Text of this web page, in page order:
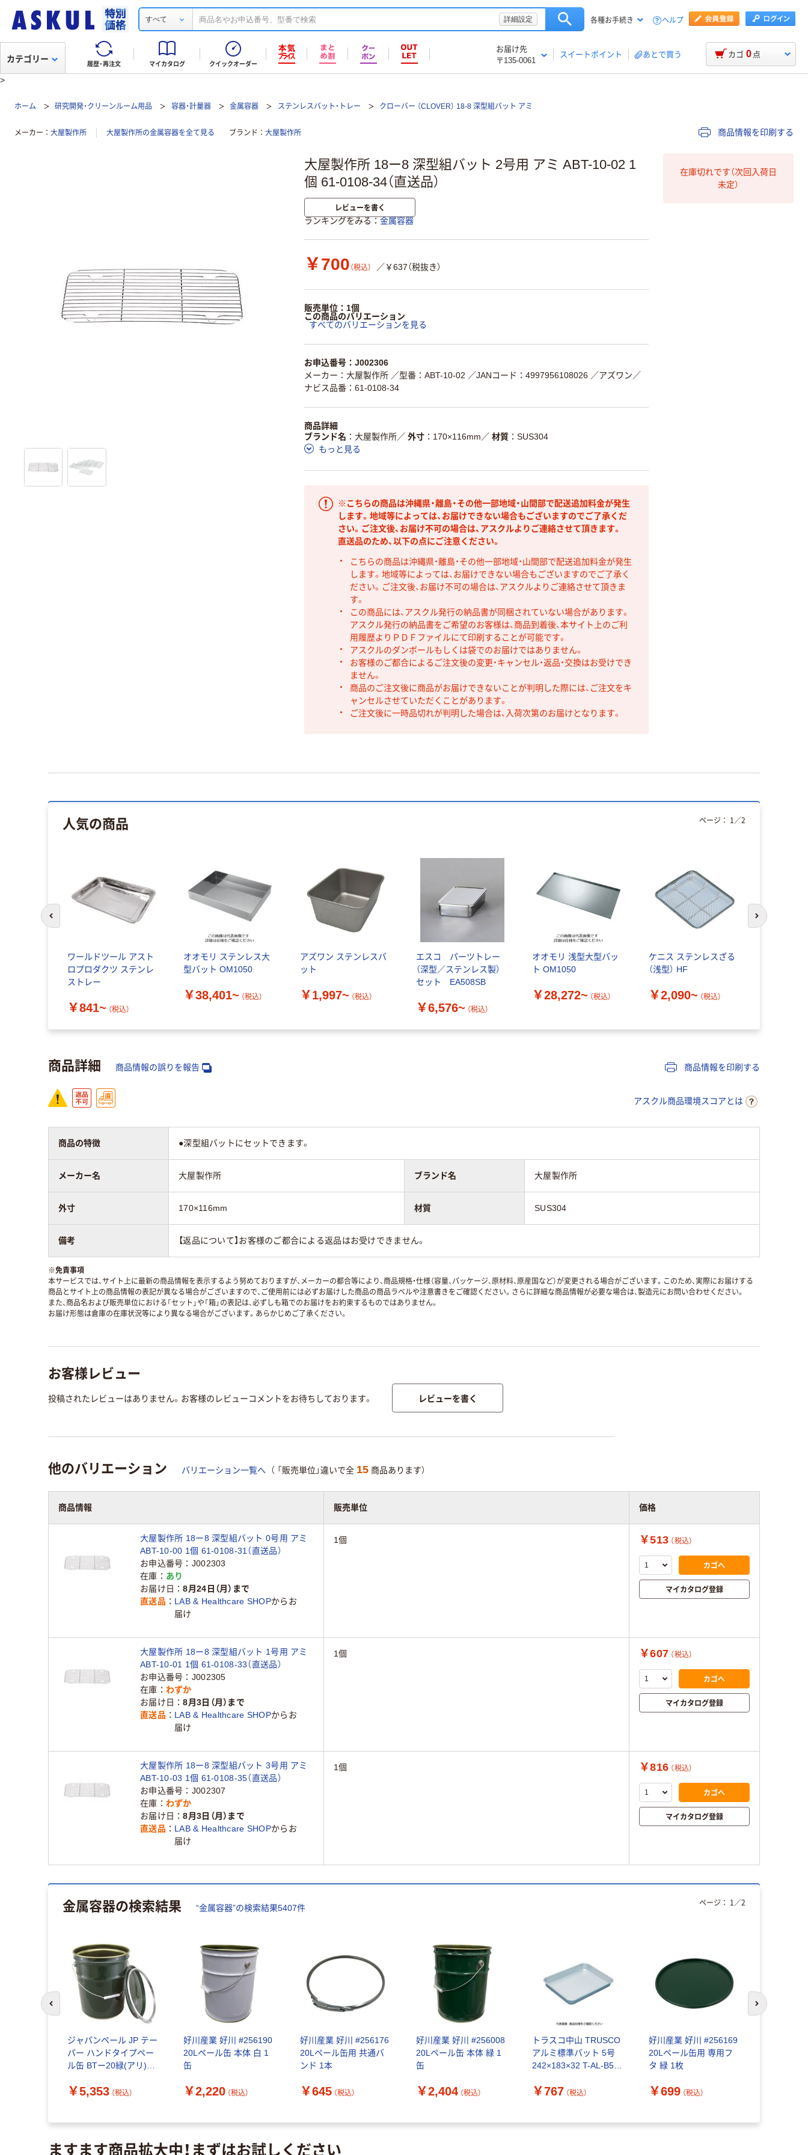
すべて 詳細設定 各種お手続き ヘルプ
履歴・再注文 マイカタログ クイックオーダー
お届け先
〒135-0061
スイートポイント あとで買う
カテゴリー カゴ 0 点
>
ホーム 研究開発・クリーンルーム用品 容器・計量器 金属容器 ステンレスバット・トレー クローバー （CLOVER） 18-8 深型組バット アミ
メーカー 大屋製作所 大屋製作所の金属容器を全て見る ブランド 大屋製作所 商品情報を印刷する
大屋製作所 18ー8 深型組バット 2号用 アミ ABT-10-02 1
個 61-0108-34（直送品）
レビューを書く
ランキングをみる 金属容器
￥700 （税込） ／￥637（税抜き）
販売単位：1個
この商品のバリエーション
すべてのバリエーションを見る
お申込番号：J002306
メーカー：大屋製作所 ／型番：ABT-10-02 ／JANコード：4997956108026 ／アズワン／
ナビス品番：61-0108-34
商品詳細
ブランド名
大屋製作所／ 外寸 170×116mm ／ 材質
SUS304
もっと見る
※こちらの商品は沖縄県・離島・その他一部地域・山間部で配送追加料金が発生
します。地域等によっては、お届けできない場合もございますのでご了承くだ
さい。ご注文後、お届け不可の場合は、アスクルよりご連絡させて頂きます。
直送品のため、以下の点にご注意ください。
こちらの商品は沖縄県・離島・その他一部地域・山間部で配送追加料金が発生
します。地域等によっては、お届けできない場合もございますのでご了承く
ださい。ご注文後、お届け不可の場合は、アスクルよりご連絡させて頂きま
す。
この商品には、アスクル発行の納品書が同梱されていない場合があります。
アスクル発行の納品書をご希望のお客様は、商品到着後、本サイト上のご利
用履歴よりＰＤＦファイルにて印刷することが可能です。
アスクルのダンボールもしくは袋でのお届けではありません。
お客様のご都合によるご注文後の変更・キャンセル・返品・交換はお受けでき
ません。
商品のご注文後に商品がお届けできないことが判明した際には、ご注文をキ
ャンセルさせていただくことがあります。
ご注文後に一時品切れが判明した場合は、入荷次第のお届けとなります。
在庫切れです（次回入荷日
未定）
人気の商品
ワールドツール アスト
ロプロダクツ ステンレ
ストレー
￥841~ （税込）
オオモリ ステンレス大
型バット OM1050
￥38,401~ （税込）
アズワン ステンレスバ
ット
￥1,997~ （税込）
エスコ パーツトレー
（深型／ステンレス製）
セット EA508SB
￥6,576~ （税込）
オオモリ 浅型大型バッ
ト OM1050
￥28,272~ （税込）
ケニス ステンレスざる
（浅型） HF
￥2,090~ （税込）
ページ： 1 ／2
前のスライドへ 次のスライド
商品詳細 商品情報の誤りを報告 商品情報を印刷する
アスクル商品環境スコアとは
商品の特徴 ●深型組バットにセットできます。
メーカー名 大屋製作所 ブランド名 大屋製作所
外寸 170×116mm 材質 SUS304
備考 【返品について】お客様のご都合による返品はお受けできません。
※免責事項
本サービスでは、サイト上に最新の商品情報を表示するよう努めておりますが、メーカーの都合等により、商品規格・仕様（容量、パッケージ、原材料、原産国など）が変更される場合がございます。このため、実際にお届けする
商品とサイト上の商品情報の表記が異なる場合がございますので、ご使用前には必ずお届けした商品の商品ラベルや注意書きをご確認ください。さらに詳細な商品情報が必要な場合は、製造元にお問い合わせください。
また、商品名および販売単位における「セット」や「箱」の表記は、必ずしも箱でのお届けをお約束するものではありません。
お届け形態は倉庫の在庫状況等により異なる場合がございます。あらかじめご了承ください。
お客様レビュー
投稿されたレビューはありません。お客様のレビューコメントをお待ちしております。 レビューを書く
他のバリエーション バリエーション一覧へ （ 「販売単位」違いで全 15 商品あります）
商品情報 販売単位 価格
大屋製作所 18ー8 深型組バット 0号用 アミ
ABT-10-00 1個 61-0108-31（直送品）
お申込番号
J002303
在庫
あり
お届け日
8月24日（月）まで
直送品
LAB & Healthcare SHOPからお
届け
1個 ￥513 （税込）
カゴへ
マイカタログ登録
大屋製作所 18ー8 深型組バット 1号用 アミ
ABT-10-01 1個 61-0108-33（直送品）
お申込番号
J002305
在庫
わずか
お届け日
8月3日（月）まで
直送品
LAB & Healthcare SHOPからお
届け
1個 ￥607 （税込）
カゴへ
マイカタログ登録
大屋製作所 18ー8 深型組バット 3号用 アミ
ABT-10-03 1個 61-0108-35（直送品）
お申込番号
J002307
在庫
わずか
お届け日
8月3日（月）まで
直送品
LAB & Healthcare SHOPからお
届け
1個 ￥816 （税込）
カゴへ
マイカタログ登録
金属容器の検索結果 “金属容器”の検索結果5407件
ジャパンペール JP テー
パー ハンドタイプペー
ル缶 BTー20緑(アリ)
9391（直送品）
￥5,353 （税込）
好川産業 好川 #256190
20Lペール缶 本体 白 1
缶
￥2,220 （税込）
好川産業 好川 #256176
20Lペール缶用 共通バ
ンド 1本
￥645 （税込）
好川産業 好川 #256008
20Lペール缶 本体 緑 1
缶
￥2,404 （税込）
トラスコ中山 TRUSCO
アルミ標準バット 5号
242×183×32 T-AL-B5 1
￥767 （税込）
好川産業 好川 #256169
20Lペール缶用 専用フ
タ 緑 1枚
￥699 （税込）
ページ： 1 ／2
前のスライドへ 次のスライド
ますます商品拡大中！まずはお試しください